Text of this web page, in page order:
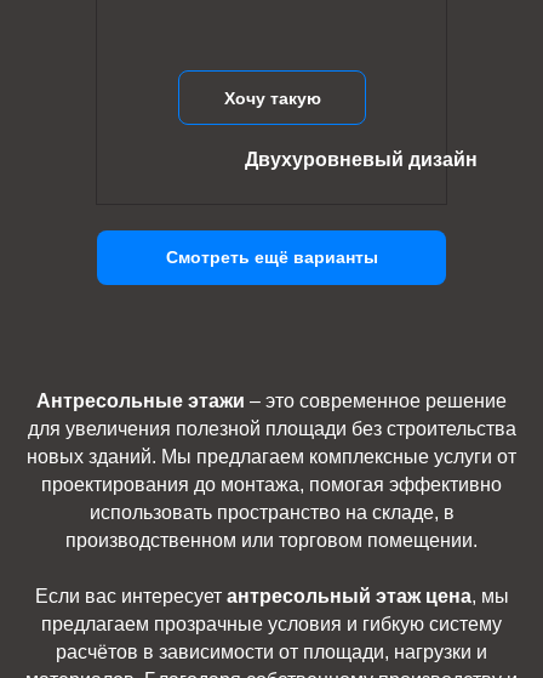
Хочу такую
Двухуровневый дизайн
Смотреть ещё варианты
Антресольные этажи – это современное решение
для увеличения полезной площади без строительства
новых зданий. Мы предлагаем комплексные услуги от
проектирования до монтажа, помогая эффективно
использовать пространство на складе, в
производственном или торговом помещении.
Если вас интересует антресольный этаж цена, мы
предлагаем прозрачные условия и гибкую систему
расчётов в зависимости от площади, нагрузки и